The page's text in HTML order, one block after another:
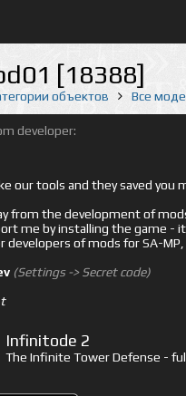
[18388]
объектов Все
developer:
our tools and they saved you
from the development of
me by installing the game -
developers of mods for SA-
(Settings -> Secret code)
Infinitode 2
The Infinite Tower Defense -